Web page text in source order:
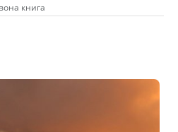
книга